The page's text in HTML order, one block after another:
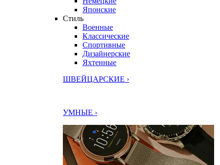
Японские
Стиль
Военные
Классические
Спортивные
Дизайнерские
Яхтенные
ШВЕЙЦАРСКИЕ ›
УМНЫЕ ›